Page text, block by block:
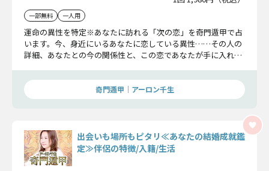
一部無料 一人用
運命の異性を特定※あなたに訪れる「次の恋」を奇門遁甲で占
います。今、身近にいるあなたに恋している異性……その人の
詳細、あなたとの今の関係性と、この恋であなたが手に入れる
奇門遁甲｜アーロン千生
出会いも場所もピタリ≪あなたの結婚成就鑑
定≫伴侶の特徴/入籍/生活